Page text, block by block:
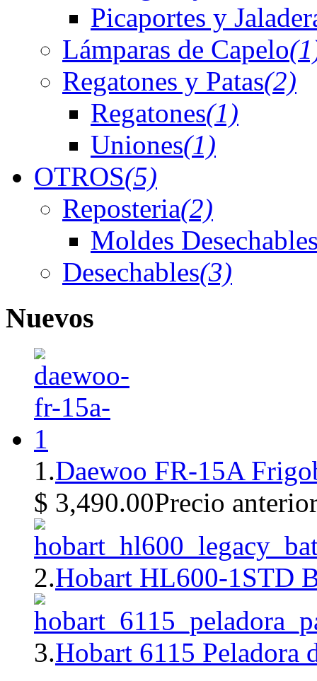
Picaportes y
Lámparas de Capelo
Regatones y Patas(2)
Regatones(1)
Uniones(1)
OTROS(5)
Reposteria(2)
Moldes
Desechables(3)
Nuevos
1.Daewoo FR-15A
$ 3,490.00Precio
2.Hobart HL600-1STD
3.Hobart 6115 Peladora